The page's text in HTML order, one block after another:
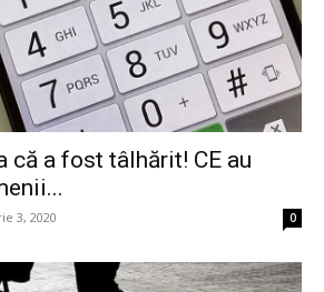
că a fost tâlhărit! CE au
3, 2020 0